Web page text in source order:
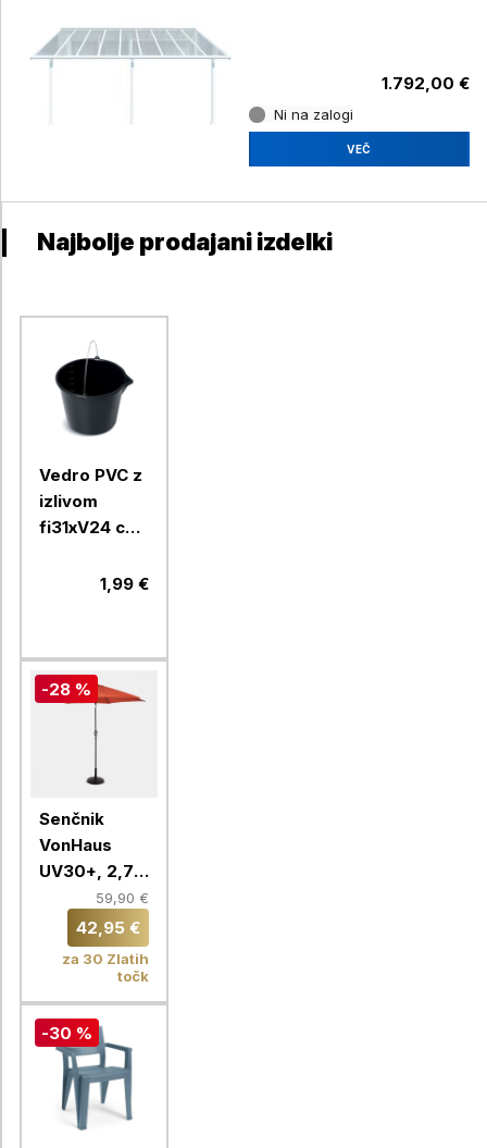
1.792,00 €
Ni na zalogi
VEČ
Najbolje prodajani izdelki
Vedro PVC z
izlivom
fi31xV24 cm,
1,99 €
-28 %
Senčnik
VonHaus
UV30+, 2,7
m, oranžen,
samostoječi
59,90 €
42,95 €
za 30 Zlatih
točk
-30 %